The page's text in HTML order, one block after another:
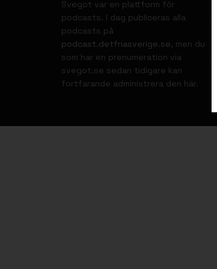
Svegot var en plattform för
podcasts. I dag publiceras alla
podcasts på
podcast.detfriasverige.se, men du
som har en prenumeration via
svegot.se sedan tidigare kan
fortfarande administrera den här.